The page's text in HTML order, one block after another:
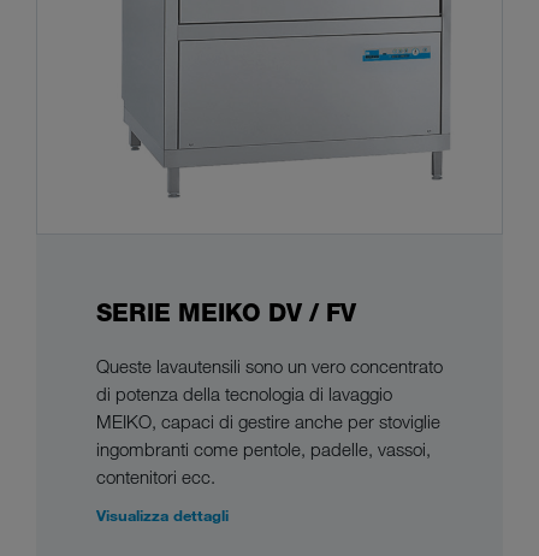
SERIE MEIKO DV / FV
Queste lavautensili sono un vero concentrato
di potenza della tecnologia di lavaggio
MEIKO, capaci di gestire anche per stoviglie
ingombranti come pentole, padelle, vassoi,
contenitori ecc.
Visualizza dettagli